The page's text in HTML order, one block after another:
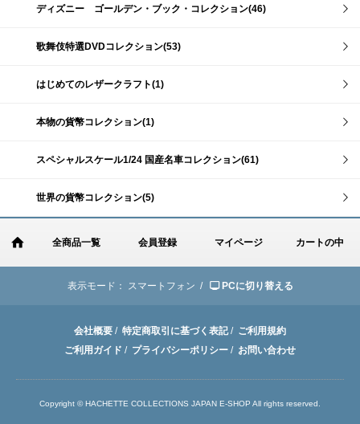
ディズニー ゴールデン・ブック・コレクション(46)
歌舞伎特選DVDコレクション(53)
はじめてのレザークラフト(1)
本物の貨幣コレクション(1)
スペシャルスケール1/24 国産名車コレクション(61)
世界の貨幣コレクション(5)
全商品一覧 会員登録 マイページ カートの中
表示モード： スマートフォン / PCに切り替える
会社概要 / 特定商取引に基づく表記/ ご利用規約
ご利用ガイド / プライバシーポリシー / お問い合わせ
Copyright © HACHETTE COLLECTIONS JAPAN E-SHOP All rights reserved.